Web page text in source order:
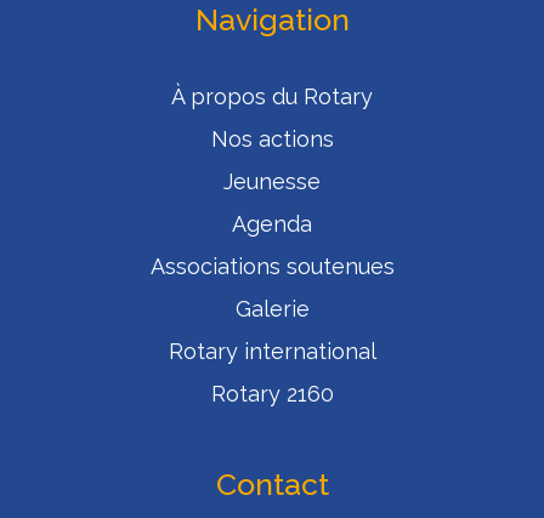
Navigation
À propos du Rotary
Nos actions
Jeunesse
Agenda
Associations soutenues
Galerie
Rotary international
Rotary 2160
Contact